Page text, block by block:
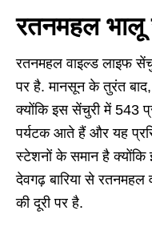
रतनमहल भालू
रतनमहल वाइल्ड लाइफ
पर है. मानसून के तुरंत
क्योंकि इस सेंचुरी में 543
पर्यटक आते हैं और यह
स्टेशनों के समान है
देवगढ़ बारिया से रतनमहल
की दूरी पर है.